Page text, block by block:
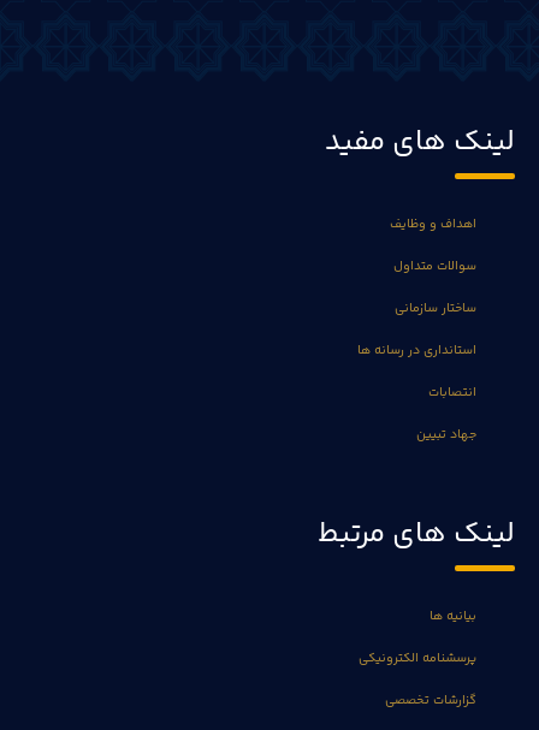
لینک های مفید
اهداف و وظایف
سوالات متداول
ساختار سازمانی
استانداری در رسانه ها
انتصابات
جهاد تبیین
لینک های مرتبط
بیانیه ها
پرسشنامه الکترونیکی
گزارشات تخصصی